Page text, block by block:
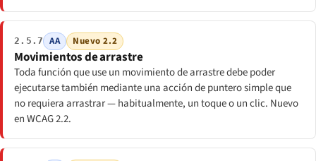
2.5.7 AA Nuevo 2.2
Movimientos de arrastre
Toda función que use un movimiento de arrastre debe poder
ejecutarse también mediante una acción de puntero simple que
no requiera arrastrar — habitualmente, un toque o un clic. Nuevo
en WCAG 2.2.